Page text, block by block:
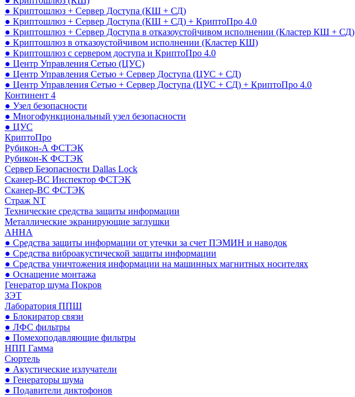
● Криптошлюз + Сервер Доступа (КШ + СД)
● Криптошлюз + Сервер Доступа (КШ + СД) + КриптоПро 4.0
● Криптошлюз + Сервер Доступа в отказоустойчивом исполнении (Кластер КШ + СД)
● Криптошлюз в отказоустойчивом исполнении (Кластер КШ)
● Криптошлюз с сервером доступа и КриптоПро 4.0
● Центр Управления Сетью (ЦУС)
● Центр Управления Сетью + Сервер Доступа (ЦУС + СД)
● Центр Управления Сетью + Сервер Доступа (ЦУС + СД) + КриптоПро 4.0
Континент 4
● Узел безопасности
● Многофункциональный узел безопасности
● ЦУС
КриптоПро
Рубикон-А ФСТЭК
Рубикон-К ФСТЭК
Сервер Безопасности Dallas Lock
Сканер-ВС Инспектор ФСТЭК
Сканер-ВС ФСТЭК
Страж NT
Технические средства защиты информации
Металлические экранирующие заглушки
АННА
● Средства защиты информации от утечки за счет ПЭМИН и наводок
● Средства виброакустической защиты информации
● Средства уничтожения информации на машинных магнитных носителях
● Оснащение монтажа
Генератор шума Покров
ЗЭТ
Лаборатория ППШ
● Блокиратор связи
● ЛФС фильтры
● Помехоподавляющие фильтры
НПП Гамма
Сюртель
● Акустические излучатели
● Генераторы шума
● Подавители диктофонов